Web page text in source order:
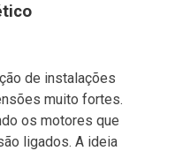
de instalações
muito fortes.
os motores que
ligados. A ideia